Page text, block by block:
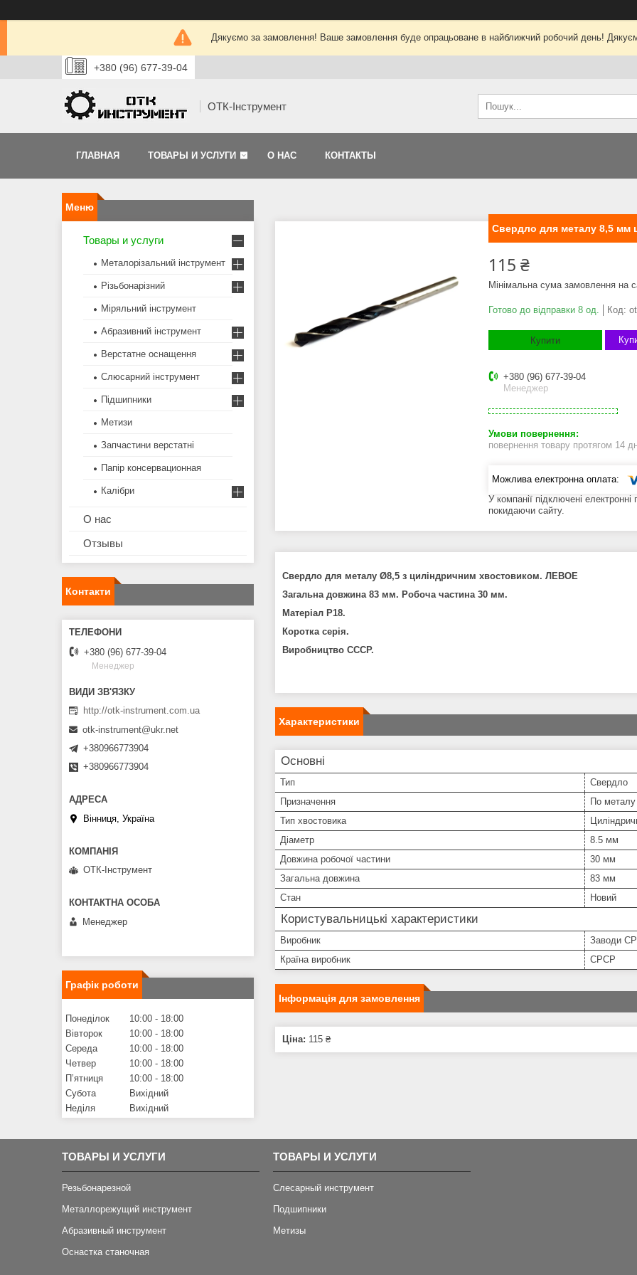
Дякуємо за замовлення! Ваше замовлення буде опрацьоване в найближчий робочий день!
+380 (96) 677-39-04
ОТК-Інструмент
ГЛАВНАЯ ТОВАРЫ И УСЛУГИ О НАС КОНТАКТЫ
Свердло для металу 8,5 мм
115 ₴
Мінімальна сума замовлення на
Готово до відправки 8 од. Код:
Купити
+380 (96) 677-39-04
Менеджер
повернення товару протягом 14
У компанії підключені
покидаючи сайту.
Свердло для металу Ø8,5 з циліндричним хвостовиком. ЛЕВОЕ
Загальна довжина 83 мм. Робоча частина 30 мм.
Матеріал Р18.
Коротка серія.
Виробництво CCCР.
Характеристики
Основні
Тип
Свердло
Призначення
По металу
Тип хвостовика
Діаметр
8.5 мм
Довжина робочої частини
30 мм
Загальна довжина
83 мм
Стан
Новий
Користувальницькі характеристики
Виробник
Заводи
Країна виробник
СРСР
Інформація для замовлення
Ціна: 115 ₴
Товары и услуги
Металорізальний інструмент
Різьбонарізний
Міряльний інструмент
Абразивний інструмент
Верстатне оснащення
Слюсарний інструмент
Підшипники
Метизи
Запчастини верстатні
Папір консервационная
Калібри
О нас
Отзывы
Контакти
+380 (96) 677-39-04
Менеджер
http://otk-instrument.com.ua
otk-instrument@ukr.net
+380966773904
+380966773904
Вінниця, Україна
ОТК-Інструмент
Менеджер
Графік роботи
Понеділок 10:00
18:00
Вівторок
10:00
18:00
Середа
10:00
18:00
Четвер
10:00
18:00
Пʼятниця
10:00
18:00
Субота
Вихідний
Неділя
Вихідний
ТОВАРЫ И УСЛУГИ
Резьбонарезной
Металлорежущий инструмент
Абразивный инструмент
Оснастка станочная
ТОВАРЫ И УСЛУГИ
Слесарный инструмент
Подшипники
Метизы